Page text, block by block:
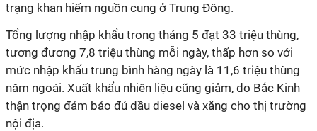
trạng khan hiếm nguồn cung ở Trung Đông.
Tổng lượng nhập khẩu trong tháng 5 đạt 33 triệu thùng,
tương đương 7,8 triệu thùng mỗi ngày, thấp hơn so với
mức nhập khẩu trung bình hàng ngày là 11,6 triệu thùng
năm ngoái. Xuất khẩu nhiên liệu cũng giảm, do Bắc Kinh
thận trọng đảm bảo đủ dầu diesel và xăng cho thị trường
nội địa.